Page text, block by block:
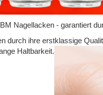
Nagellacken - garantiert
durch ihre erstklassige
Haltbarkeit.